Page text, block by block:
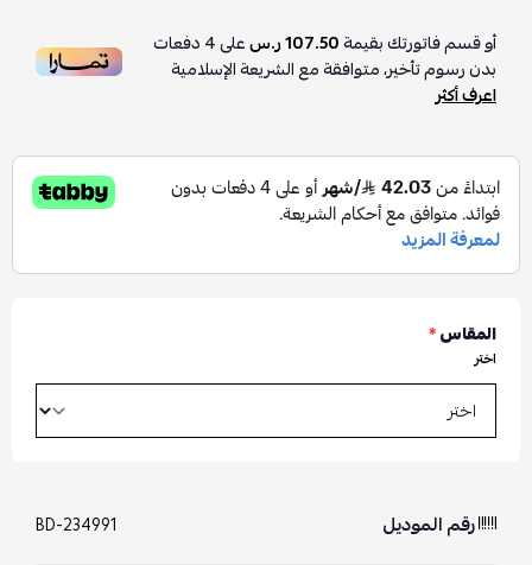
أو قسم فاتورتك بقيمة107.50 ر.س على4دفعات
بدون رسوم تأخير، متوافقة مع الشريعة الإسلامية
اعرف أكثر
المقاس*
اختر
رقم الموديل BD-234991